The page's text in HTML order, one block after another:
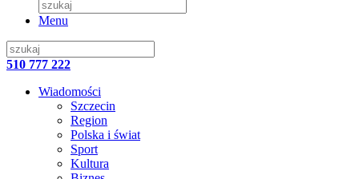
Menu
510 777 222
Wiadomości
Szczecin
Region
Polska i świat
Sport
Kultura